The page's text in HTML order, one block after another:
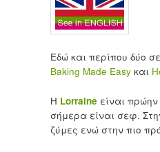
Εδώ και περίπου δύο
Baking Made Easyκαι
Η Lorraine είναι
σήμερα είναι σεφ.
ζύμες ενώ στην πιο